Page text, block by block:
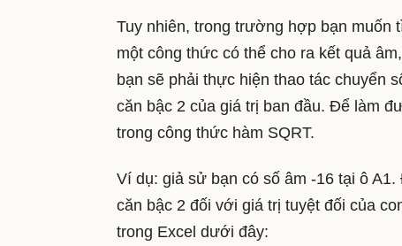
Tuy nhiên, trong trường hợp bạn muốn
một công thức có thể cho ra kết quả
bạn sẽ phải thực hiện thao tác chuyển
căn bậc 2 của giá trị ban đầu. Để làm
trong công thức hàm SQRT.
Ví dụ: giả sử bạn có số âm -16 tại ô
căn bậc 2 đối với giá trị tuyệt đối của
trong Excel dưới đây: